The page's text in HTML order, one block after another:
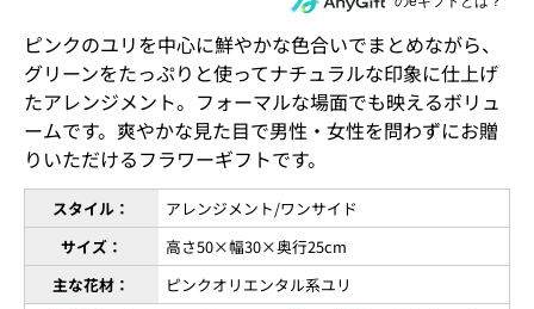
ピンクのユリを中心に鮮やかな色合いでまとめながら、
グリーンをたっぷりと使ってナチュラルな印象に仕上げ
たアレンジメント。フォーマルな場面でも映えるボリュ
ームです。爽やかな見た目で男性・女性を問わずにお贈
りいただけるフラワーギフトです。
スタイル：
アレンジメント/ワンサイド
サイズ：
高さ50×幅30×奥行25cm
主な花材：
ピンクオリエンタル系ユリ